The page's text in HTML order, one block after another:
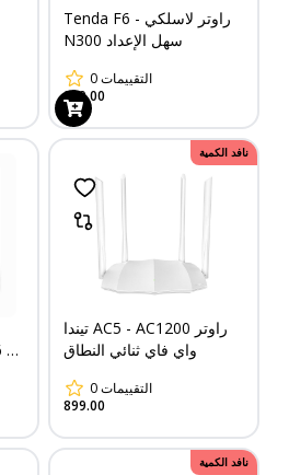
Tenda F6 - راوتر لاسلكي
N300 سهل الإعداد
0التقييمات
849.00
نافد الكمية
تيندا AC5 - AC1200 راوتر
واي فاي ثنائي النطاق
0التقييمات
899.00
نافد الكمية